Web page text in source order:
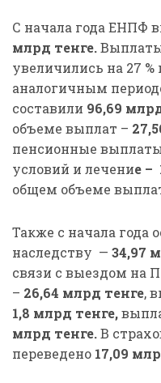
С начала года ЕНПФ
млрд тенге.Выплаты
увеличились на 27
аналогичным
составили 96,69
объеме выплат –
пенсионные
условий и лечение –
общем объеме
Также с начала года
наследству — 34,97
связи с выездом на
– 26,64 млрд тенге,
1,8 млрд тенге,
млрд тенге.В
переведено 17,09